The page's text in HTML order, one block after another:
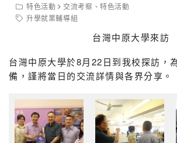
特色活動
交流考察 、特色活動
升學就業輔導組
台灣中原大學來訪
台灣中原大學於8月22日到我校探訪，
備，謹將當日的交流詳情與各界分享。